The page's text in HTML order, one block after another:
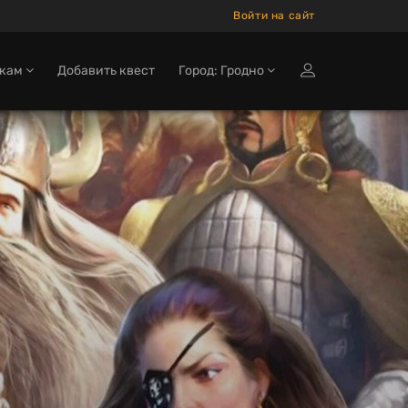
Войти на сайт
Добавить квест Город: Гродно